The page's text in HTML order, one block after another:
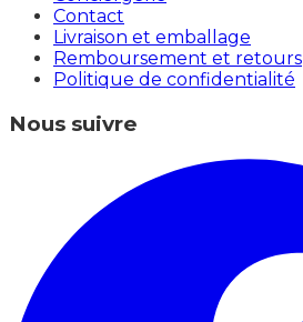
Contact
Livraison et emballage
Remboursement et retours
Politique de confidentialité
Nous suivre